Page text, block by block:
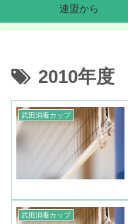
連盟から
2010年度
武田消毒カップ
武田消毒カップ